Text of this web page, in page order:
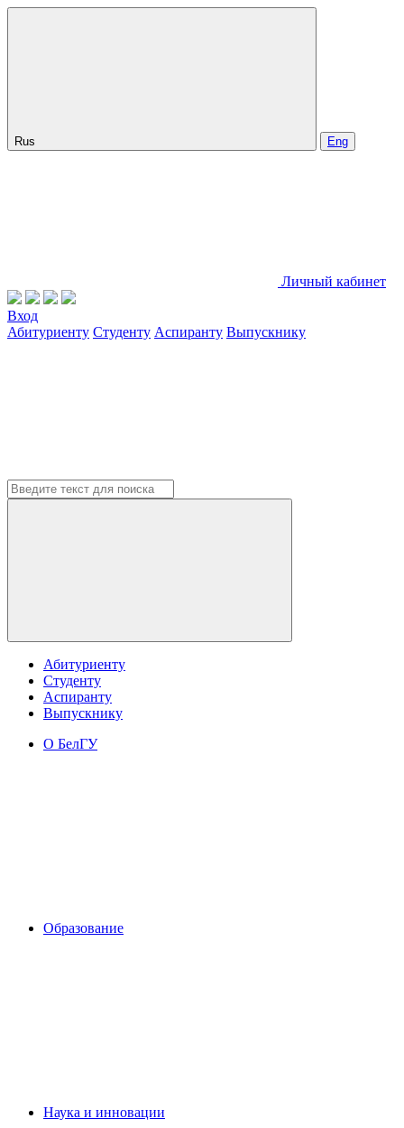
Rus Eng
Личный кабинет
Вход
Абитуриенту Студенту Аспиранту Выпускнику
Абитуриенту
Студенту
Аспиранту
Выпускнику
О БелГУ
Образование
Наука и инновации